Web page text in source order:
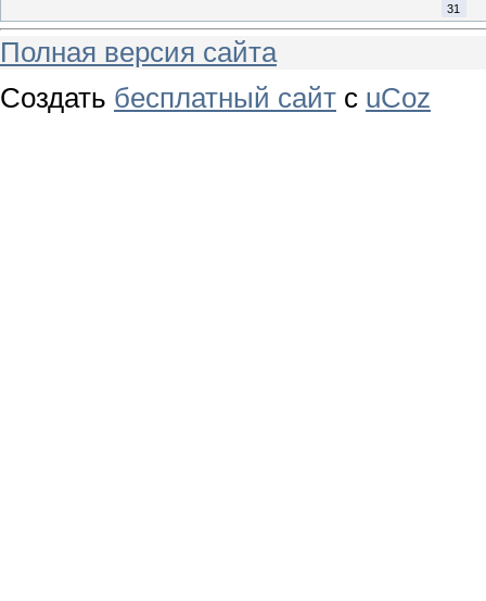
31
Полная версия сайта
Создать бесплатный сайт с uCoz